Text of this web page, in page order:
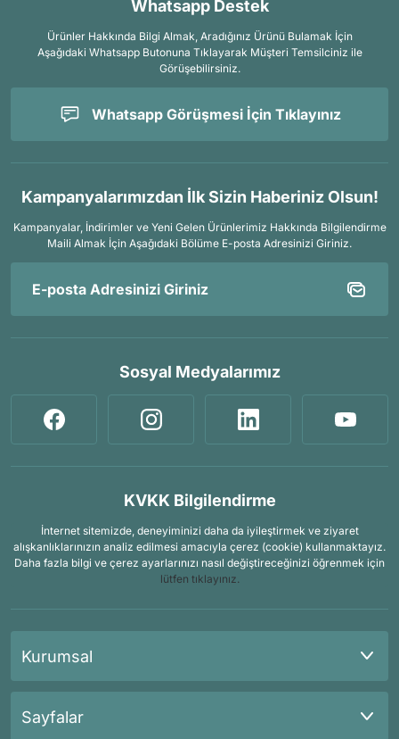
Whatsapp Destek
Ürünler Hakkında Bilgi Almak, Aradığınız Ürünü Bulamak İçin
Aşağıdaki Whatsapp Butonuna Tıklayarak Müşteri Temsilciniz ile
Görüşebilirsiniz.
Whatsapp Görüşmesi İçin Tıklayınız
Kampanyalarımızdan İlk Sizin Haberiniz Olsun!
Kampanyalar, İndirimler ve Yeni Gelen Ürünlerimiz Hakkında Bilgilendirme
Maili Almak İçin Aşağıdaki Bölüme E-posta Adresinizi Giriniz.
Sosyal Medyalarımız
KVKK Bilgilendirme
İnternet sitemizde, deneyiminizi daha da iyileştirmek ve ziyaret
alışkanlıklarınızın analiz edilmesi amacıyla çerez (cookie) kullanmaktayız.
Daha fazla bilgi ve çerez ayarlarınızı nasıl değiştireceğinizi öğrenmek için
lütfen tıklayınız.
Kurumsal
Sayfalar